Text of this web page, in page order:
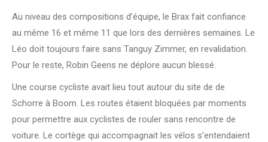
Au niveau des compositions d’équipe, le Brax fait confiance
au même 16 et même 11 que lors des dernières semaines. Le
Léo doit toujours faire sans Tanguy Zimmer, en revalidation.
Pour le reste, Robin Geens ne déplore aucun blessé.
Une course cycliste avait lieu tout autour du site de de
Schorre à Boom. Les routes étaient bloquées par moments
pour permettre aux cyclistes de rouler sans rencontre de
voiture. Le cortège qui accompagnait les vélos s’entendaient